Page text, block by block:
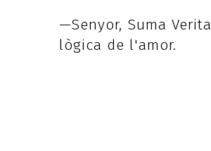
—Senyor, Suma
lògica de l'amor.